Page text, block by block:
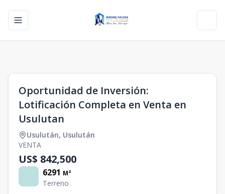
Toggle navigation menu
Oportunidad de Inversión:
Lotificación Completa en Venta en
Usulutan
Usulután, Usulután
VENTA
US$ 842,500
6291 M²
Terreno